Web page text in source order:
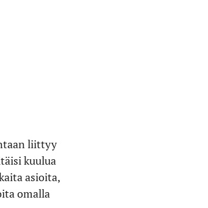
liittyy
kuulua
asioita,
omalla